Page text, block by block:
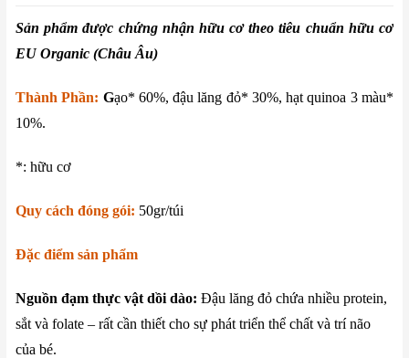
Sản phẩm được chứng nhận hữu cơ theo tiêu chuẩn hữu cơ
EU Organic (Châu Âu)
Thành Phần: Gạo* 60%, đậu lăng đỏ* 30%, hạt quinoa 3 màu*
10%.
*: hữu cơ
Quy cách đóng gói: 50gr/túi
Đặc điểm sản phẩm
Nguồn đạm thực vật dồi dào: Đậu lăng đỏ chứa nhiều protein,
sắt và folate – rất cần thiết cho sự phát triển thể chất và trí não
của bé.